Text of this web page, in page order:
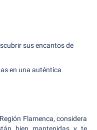
sus encantos de
en una auténtica
Flamenca, considera